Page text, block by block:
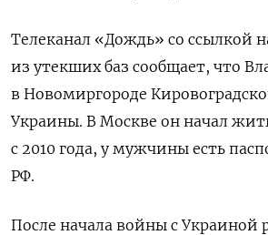
Телеканал «Дождь» со ссылкой
из утекших баз сообщает, что
в Новомиргороде
Украины. В Москве он начал
с 2010 года, у мужчины есть
РФ.
После начала войны с Украиной